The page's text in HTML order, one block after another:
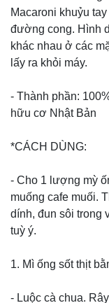
Macaroni khuỷu
đường cong. Hình
khác nhau ở các
lấy ra khỏi máy.
- Thành phần:
hữu cơ Nhật Bản
*CÁCH DÙNG:
- Cho 1 lượng mỳ
muống cafe muối.
dính, đun sôi trong
tuỳ ý.
1. Mì ống sốt thịt
- Luộc cà chua.